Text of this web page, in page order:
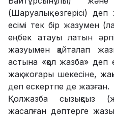
(Шаруалық өзгерісі)
есімі тек бір жазумен
еңбек атауы латын
жазуымен қайталап
астына «қол жазба» деп
жақ жоғары шекесіне,
деп ескертпе де жазған.
Қолжазба сызықсыз
жасалған дәптерге